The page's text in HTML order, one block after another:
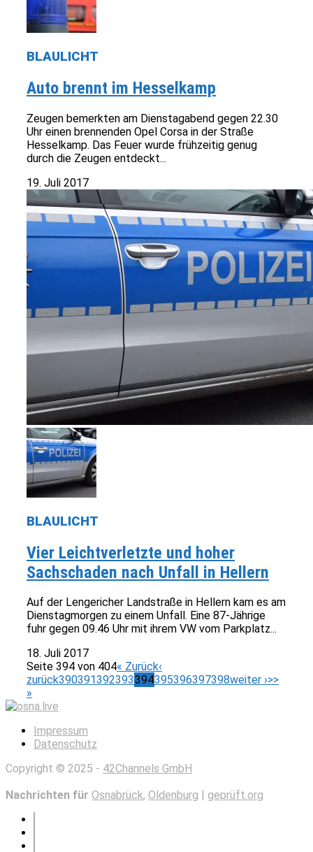
BLAULICHT
Auto brennt im Hesselkamp
Zeugen bemerkten am Dienstagabend gegen 22.30
Uhr einen brennenden Opel Corsa in der Straße
Hesselkamp. Das Feuer wurde frühzeitig genug
durch die Zeugen entdeckt...
19. Juli 2017
BLAULICHT
Vier Leichtverletzte und hoher
Sachschaden nach Unfall in Hellern
Auf der Lengericher Landstraße in Hellern kam es am
Dienstagmorgen zu einem Unfall. Eine 87-Jährige
fuhr gegen 09.46 Uhr mit ihrem VW vom Parkplatz...
18. Juli 2017
Seite 394 von 404« Zurück‹
zurück390391392393394395396397398weiter ›>>
»
Impressum
Datenschutz
Copyright © 2025 - 42Channels GmbH
Nachrichten für Osnabrück, Oldenburg geprüft.org